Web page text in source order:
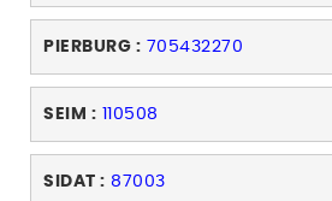
PIERBURG : 705432270
SEIM : 110508
SIDAT : 87003